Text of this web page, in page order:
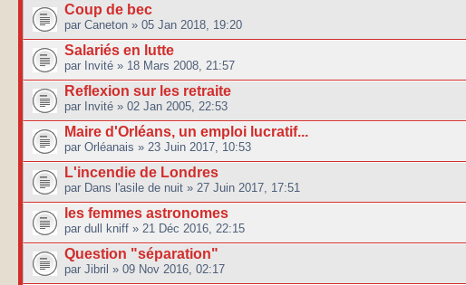
Coup de bec
par Caneton » 05 Jan 2018, 19:20
Salariés en lutte
par Invité » 18 Mars 2008, 21:57
Reflexion sur les retraite
par Invité » 02 Jan 2005, 22:53
Maire d'Orléans, un emploi lucratif...
par Orléanais » 23 Juin 2017, 10:53
L'incendie de Londres
par Dans l'asile de nuit » 27 Juin 2017, 17:51
les femmes astronomes
par dull kniff » 21 Déc 2016, 22:15
Question "séparation"
par Jibril » 09 Nov 2016, 02:17